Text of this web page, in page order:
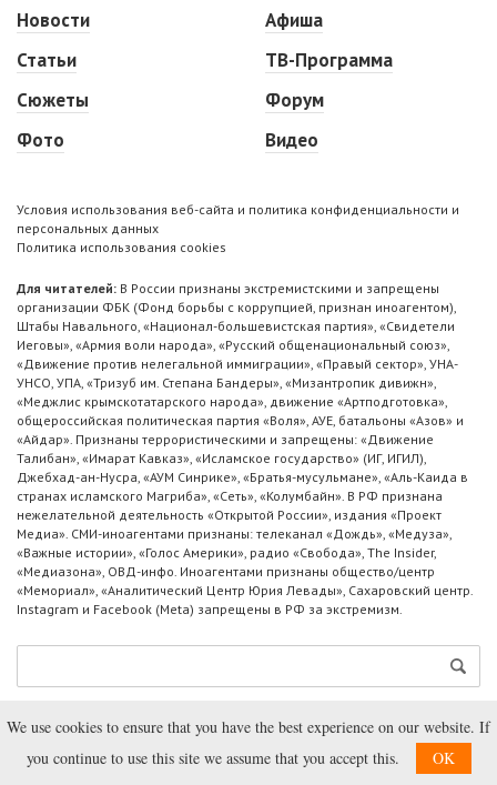
Новости
Статьи
Сюжеты
Фото
Афиша
ТВ-Программа
Форум
Видео
Условия использования веб-сайта и политика конфиденциальности и
персональных данных
Политика использования cookies
Для читателей: В России признаны экстремистскими и запрещены
организации ФБК (Фонд борьбы с коррупцией, признан иноагентом),
Штабы Навального, «Национал-большевистская партия», «Свидетели
Иеговы», «Армия воли народа», «Русский общенациональный союз»,
«Движение против нелегальной иммиграции», «Правый сектор», УНА-
УНСО, УПА, «Тризуб им. Степана Бандеры», «Мизантропик дивижн»,
«Меджлис крымскотатарского народа», движение «Артподготовка»,
общероссийская политическая партия «Воля», АУЕ, батальоны «Азов» и
«Айдар». Признаны террористическими и запрещены: «Движение
Талибан», «Имарат Кавказ», «Исламское государство» (ИГ, ИГИЛ),
Джебхад-ан-Нусра, «АУМ Синрике», «Братья-мусульмане», «Аль-Каида в
странах исламского Магриба», «Сеть», «Колумбайн». В РФ признана
нежелательной деятельность «Открытой России», издания «Проект
Медиа». СМИ-иноагентами признаны: телеканал «Дождь», «Медуза»,
«Важные истории», «Голос Америки», радио «Свобода», The Insider,
«Медиазона», ОВД-инфо. Иноагентами признаны общество/центр
«Мемориал», «Аналитический Центр Юрия Левады», Сахаровский центр.
Instagram и Facebook (Metа) запрещены в РФ за экстремизм.
ПРАВИЛА ЦИТИРОВАНИЯ СТАТИСТИКА ПОСЕЩЕНИЙ
РАЗМЕЩЕНИЕ РЕКЛАМЫ ПОЗВОНИТЬ НАМ
We use cookies to ensure that you have the best experience on our website. If
you continue to use this site we assume that you accept this.
OK